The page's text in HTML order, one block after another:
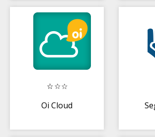
Oi Cloud